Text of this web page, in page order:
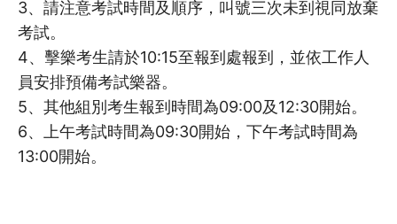
3、請注意考試時間及順序，叫號三次未到視同放棄
考試。
4、擊樂考生請於10:15至報到處報到，並依工作人
員安排預備考試樂器。
5、其他組別考生報到時間為09:00及12:30開始。
6、上午考試時間為09:30開始，下午考試時間為
13:00開始。